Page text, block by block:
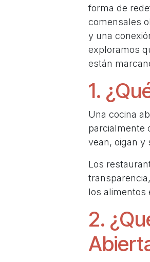
forma de
comensales
y una
exploramos
están
1.
Una cocina
parcialmente
vean, oigan y
Los
los alimentos
2.